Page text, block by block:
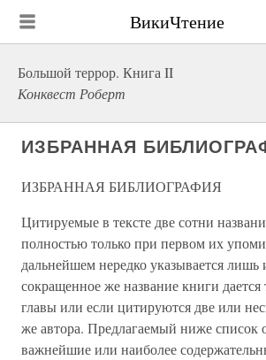
ВикиЧтение
Большой террор. Книга II
Конквест Роберт
ИЗБРАННАЯ
ИЗБРАННАЯ БИБЛИОГРАФИЯ
Цитируемые в тексте две сотни
полностью только при первом их
дальнейшем нередко указывается лишь
сокращенное же название книги дается
главы или если цитируются две или
же автора. Предлагаемый ниже список
важнейшие или наиболее